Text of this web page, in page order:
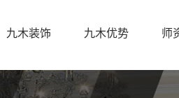
九木装饰 九木优势 师